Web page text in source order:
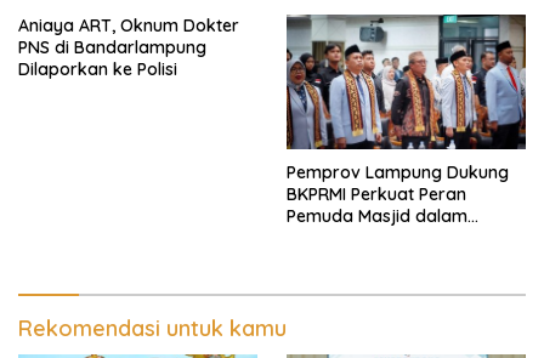
Kesehatan
Aniaya ART, Oknum Dokter
PNS di Bandarlampung
Dilaporkan ke Polisi
Pemprov Lampung Dukung
BKPRMI Perkuat Peran
Pemuda Masjid dalam
Rekomendasi untuk kamu